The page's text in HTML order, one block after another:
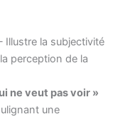
la subjectivité
perception de la
ne veut pas voir »
une